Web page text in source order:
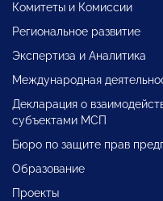
Комитеты и Комиссии
Региональное развитие
Экспертиза и Аналитика
Международная
Декларация о
субъектами МСП
Бюро по защите прав
Образование
Проекты